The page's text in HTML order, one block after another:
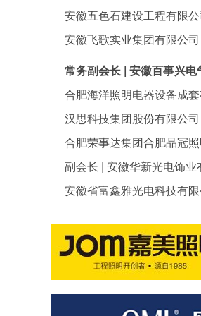
安徽五色石建设工程有限
安徽飞歌实业集团有限公司
常务副会长 | 安徽百事兴电
合肥海洋照明电器设备成
汉思科技集团股份有限公司
合肥荣事达集团合肥品冠
副会长 | 安徽华新光电饰业
安徽省富鑫雅光电科技有